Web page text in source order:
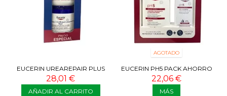
EUCERIN UREAREPAIR PLUS
BÁLSAMO NUTRITIVO 5% UREA
2X 450 ML
28,01 €
AÑADIR AL CARRITO
AGOTADO
EUCERIN PH5 PACK AHORRO
LOCIÓN 1000 ML + GEL DE
BAÑO 200 ML
22,06 €
MÁS